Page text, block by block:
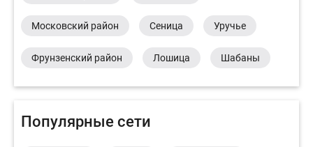
Московский район Сеница Уручье
Фрунзенский район Лошица Шабаны
Популярные сети